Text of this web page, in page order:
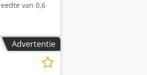
van 0,6
Advertentie